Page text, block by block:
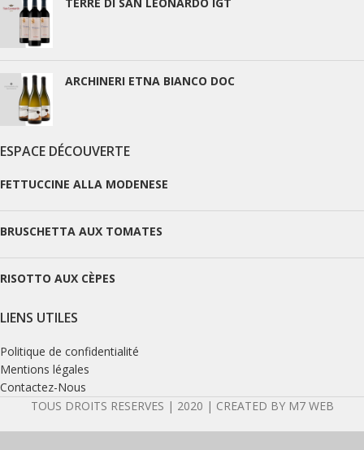
ARCHINERI ETNA BIANCO DOC
ESPACE DÉCOUVERTE
FETTUCCINE ALLA MODENESE
BRUSCHETTA AUX TOMATES
RISOTTO AUX CÈPES
LIENS UTILES
Politique de confidentialité
Mentions légales
Contactez-Nous
TOUS DROITS RESERVES | 2020 | CREATED BY M7 WEB